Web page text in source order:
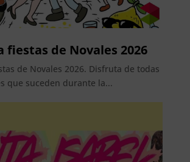
fiestas de Novales 2026
de Novales 2026. Disfruta de todas
que suceden durante la...